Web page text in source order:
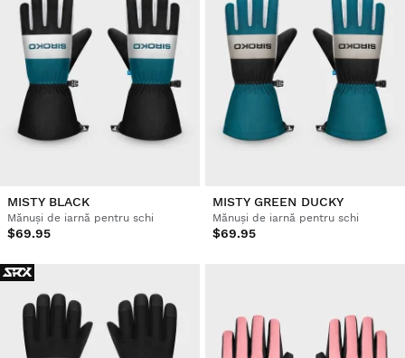
MISTY BLACK
Mănuși de iarnă pentru schi
$69.95
MISTY GREEN DUCKY
Mănuși de iarnă pentru schi
$69.95